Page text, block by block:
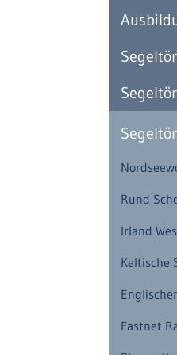
Rund
Irland
Keltische
Fastnet